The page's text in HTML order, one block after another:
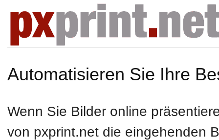
Automatisieren Sie Ihre
Wenn Sie Bilder online
von pxprint.net die eingehenden